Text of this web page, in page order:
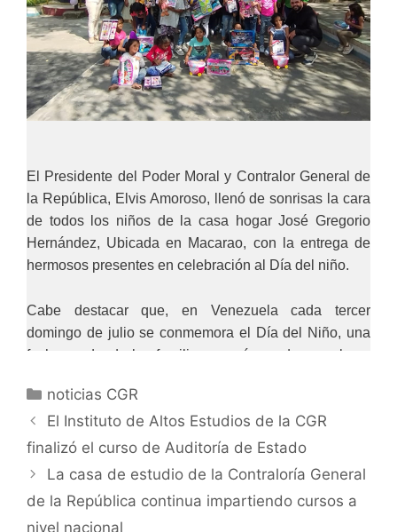
El Presidente del Poder Moral y Contralor General de
la República, Elvis Amoroso, llenó de sonrisas la cara
de todos los niños de la casa hogar José Gregorio
Hernández, Ubicada en Macarao, con la entrega de
hermosos presentes en celebración al Día del niño.
Cabe destacar que, en Venezuela cada tercer
domingo de julio se conmemora el Día del Niño, una
fecha en donde las familias se reúnen, dan regalos y
de proporcionarles un día diferente.
Esta festividad tuvo inicios el 29 de agosto de 1990,
cuando se promulgó la Ley Aprobatoria de la
brindarles protección social y jurídica a los niños,
noticias CGR
El Instituto de Altos Estudios de la CGR
finalizó el curso de Auditoría de Estado
La casa de estudio de la Contraloría General
de la República continua impartiendo cursos a
nivel nacional